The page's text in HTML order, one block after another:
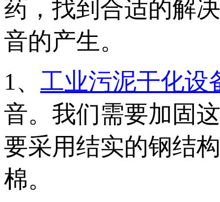
药，找到合适的解
音的产生。
1、 工业污泥干化设
音。我们需要加固
要采用结实的钢结
棉。